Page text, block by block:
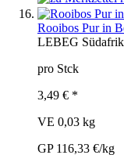
Rooibos Pur in
LEBEG
pro Stck
3,49 € *
VE 0,03 kg
GP 116,33 €/kg